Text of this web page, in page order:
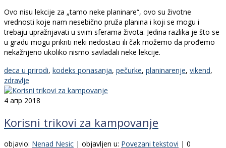
Ovo nisu lekcije za „tamo neke planinare“, ovo su životne
vrednosti koje nam nesebično pruža planina i koji se mogu i
trebaju upražnjavati u svim sferama života. Jedina razlika je što se
u gradu mogu prikriti neki nedostaci ili čak možemo da prođemo
nekažnjeno ukoliko nismo savladali neke lekcije.
deca u prirodi, kodeks ponasanja, pečurke, planinarenje, vikend,
zdravlje
4 апр 2018
Korisni trikovi za kampovanje
objavio: Nenad Nesic | objavljen u: Povezani tekstovi | 0